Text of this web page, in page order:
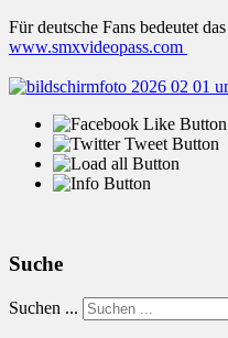
Für deutsche Fans bedeutet
www.smxvideopass.com
Suche
Suchen ...